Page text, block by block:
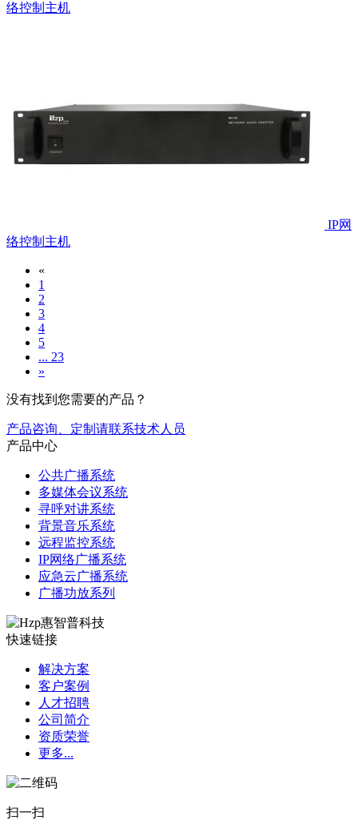
络控制主机
IP网
络控制主机
«
1
2
3
4
5
... 23
»
没有找到您需要的产品？
产品咨询、定制请联系技术人员
产品中心
公共广播系统
多媒体会议系统
寻呼对讲系统
背景音乐系统
远程监控系统
IP网络广播系统
应急云广播系统
广播功放系列
快速链接
解决方案
客户案例
人才招聘
公司简介
资质荣誉
更多...
扫一扫